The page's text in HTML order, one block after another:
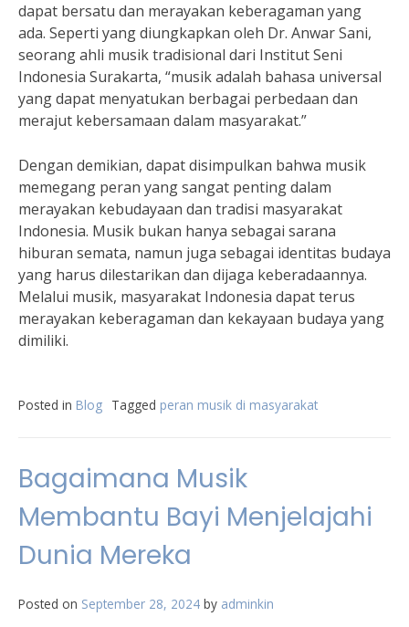
dapat bersatu dan merayakan keberagaman yang
ada. Seperti yang diungkapkan oleh Dr. Anwar Sani,
seorang ahli musik tradisional dari Institut Seni
Indonesia Surakarta, “musik adalah bahasa universal
yang dapat menyatukan berbagai perbedaan dan
merajut kebersamaan dalam masyarakat.”
Dengan demikian, dapat disimpulkan bahwa musik
memegang peran yang sangat penting dalam
merayakan kebudayaan dan tradisi masyarakat
Indonesia. Musik bukan hanya sebagai sarana
hiburan semata, namun juga sebagai identitas budaya
yang harus dilestarikan dan dijaga keberadaannya.
Melalui musik, masyarakat Indonesia dapat terus
merayakan keberagaman dan kekayaan budaya yang
dimiliki.
Posted in Blog Tagged peran musik di masyarakat
Bagaimana Musik
Membantu Bayi Menjelajahi
Dunia Mereka
Posted on September 28, 2024 by adminkin